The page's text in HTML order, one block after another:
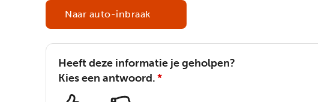
Naar auto-inbraak
Heeft deze informatie je geholpen?
Kies een antwoord.*